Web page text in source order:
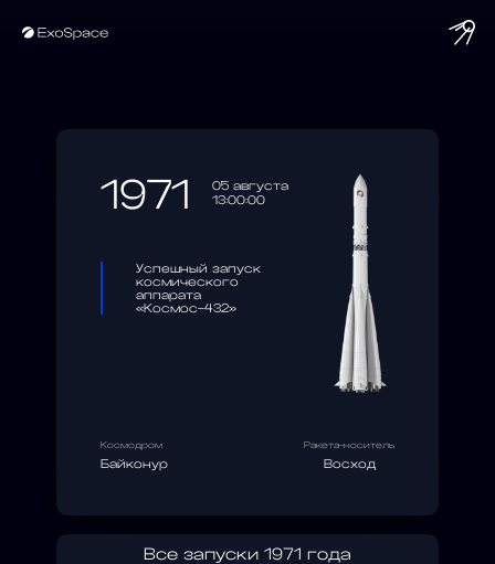
1971
05 августа
13:00:00
Успешный запуск
космического
аппарата
«Космос-432»
Космодром
Байконур
Ракета-носитель
Восход
Все запуски 1971 года